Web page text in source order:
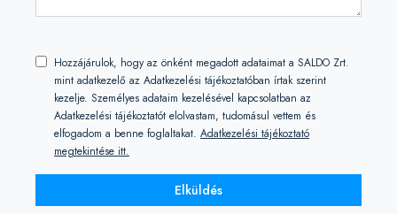
Hozzájárulok, hogy az önként megadott adataimat a SALDO Zrt.
mint adatkezelő az Adatkezelési tájékoztatóban írtak szerint
kezelje. Személyes adataim kezelésével kapcsolatban az
Adatkezelési tájékoztatót elolvastam, tudomásul vettem és
elfogadom a benne foglaltakat. Adatkezelési tájékoztató
megtekintése itt.
Elküldés